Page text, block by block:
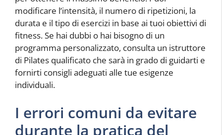
modificare l’intensità, il numero di ripetizioni, la
durata e il tipo di esercizi in base ai tuoi obiettivi di
fitness. Se hai dubbi o hai bisogno di un
programma personalizzato, consulta un istruttore
di Pilates qualificato che sarà in grado di guidarti e
fornirti consigli adeguati alle tue esigenze
individuali.
I errori comuni da evitare
durante la pratica del